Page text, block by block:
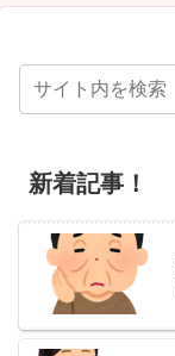
新着記事！